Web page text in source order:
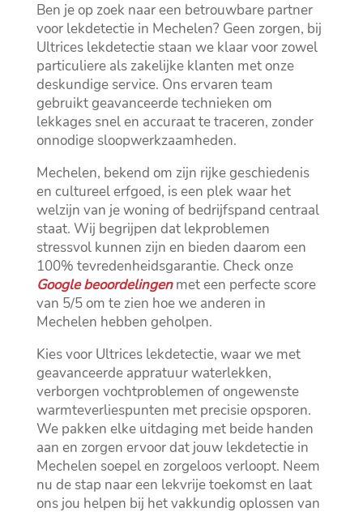
Ben je op zoek naar een betrouwbare partner
voor lekdetectie in Mechelen? Geen zorgen, bij
Ultrices lekdetectie staan we klaar voor zowel
particuliere als zakelijke klanten met onze
deskundige service.​ Ons ervaren team
gebruikt geavanceerde technieken om
lekkages snel en accuraat te traceren, zonder
onnodige sloopwerkzaamheden.​
Mechelen, bekend om zijn rijke geschiedenis
en cultureel erfgoed, is een plek waar het
welzijn van je woning of bedrijfspand centraal
staat.​ Wij begrijpen dat lekproblemen
stressvol kunnen zijn en bieden daarom een
100% tevredenheidsgarantie.​ Check onze
Google beoordelingenmet een perfecte score
van 5/5 om te zien hoe we anderen in
Mechelen hebben geholpen.​
Kies voor Ultrices lekdetectie, waar we met
geavanceerde appratuur waterlekken,
verborgen vochtproblemen of ongewenste
warmteverliespunten met precisie opsporen.​
We pakken elke uitdaging met beide handen
aan en zorgen ervoor dat jouw lekdetectie in
Mechelen soepel en zorgeloos verloopt.​ Neem
nu de stap naar een lekvrije toekomst en laat
ons jou helpen bij het vakkundig oplossen van